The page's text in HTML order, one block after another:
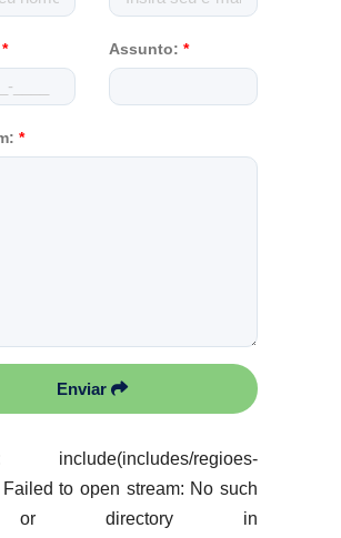
* Assunto: *
*
Enviar
include(includes/regioes-
Failed to open stream: No such
directory in